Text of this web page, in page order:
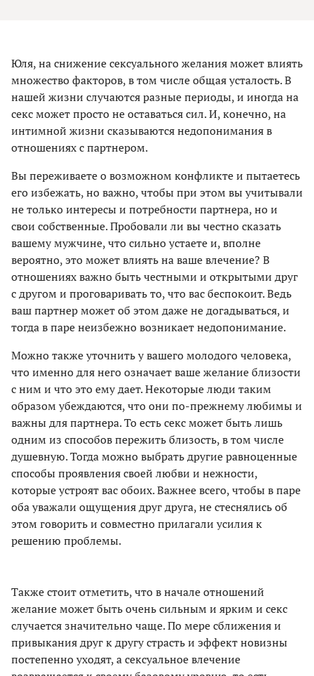
Юля, на снижение сексуального желания может влиять
множество факторов, в том числе общая усталость. В
нашей жизни случаются разные периоды, и иногда на
секс может просто не оставаться сил. И, конечно, на
интимной жизни сказываются недопонимания в
отношениях с партнером.
Вы переживаете о возможном конфликте и пытаетесь
его избежать, но важно, чтобы при этом вы учитывали
не только интересы и потребности партнера, но и
свои собственные. Пробовали ли вы честно сказать
вашему мужчине, что сильно устаете и, вполне
вероятно, это может влиять на ваше влечение? В
отношениях важно быть честными и открытыми друг
с другом и проговаривать то, что вас беспокоит. Ведь
ваш партнер может об этом даже не догадываться, и
тогда в паре неизбежно возникает недопонимание.
Можно также уточнить у вашего молодого человека,
что именно для него означает ваше желание близости
с ним и что это ему дает. Некоторые люди таким
образом убеждаются, что они по-прежнему любимы и
важны для партнера. То есть секс может быть лишь
одним из способов пережить близость, в том числе
душевную. Тогда можно выбрать другие равноценные
способы проявления своей любви и нежности,
которые устроят вас обоих. Важнее всего, чтобы в паре
оба уважали ощущения друг друга, не стеснялись об
этом говорить и совместно прилагали усилия к
решению проблемы.
Также стоит отметить, что в начале отношений
желание может быть очень сильным и ярким и секс
случается значительно чаще. По мере сближения и
привыкания друг к другу страсть и эффект новизны
постепенно уходят, а сексуальное влечение